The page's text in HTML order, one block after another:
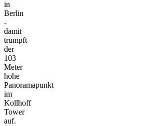
in
Berlin
-
damit
trumpft
der
103
Meter
hohe
Panoramapunkt
im
Kollhoff
Tower
auf.